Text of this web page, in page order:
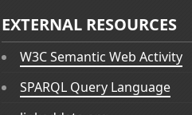
EXTERNAL RESOURCES
W3C Semantic Web Activity
SPARQL Query Language